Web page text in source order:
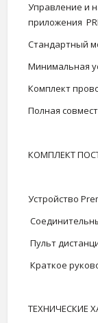
Управление и
приложения
Стандартный
Минимальная
Комплект
Полная
КОМПЛЕКТ
Устройство
Пульт
Краткое
ТЕХНИЧЕСКИЕ